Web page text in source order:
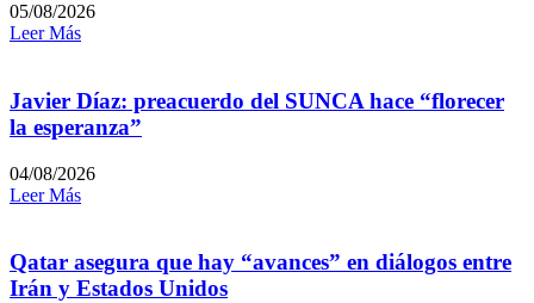
05/08/2026
Leer Más
Javier Díaz: preacuerdo del SUNCA hace “florecer
la esperanza”
04/08/2026
Leer Más
Qatar asegura que hay “avances” en diálogos entre
Irán y Estados Unidos